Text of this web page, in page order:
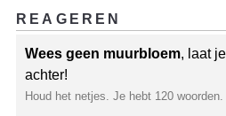
REAGEREN
Wees geen muurbloem, laat
achter!
Houd het netjes. Je hebt 120 woorden.